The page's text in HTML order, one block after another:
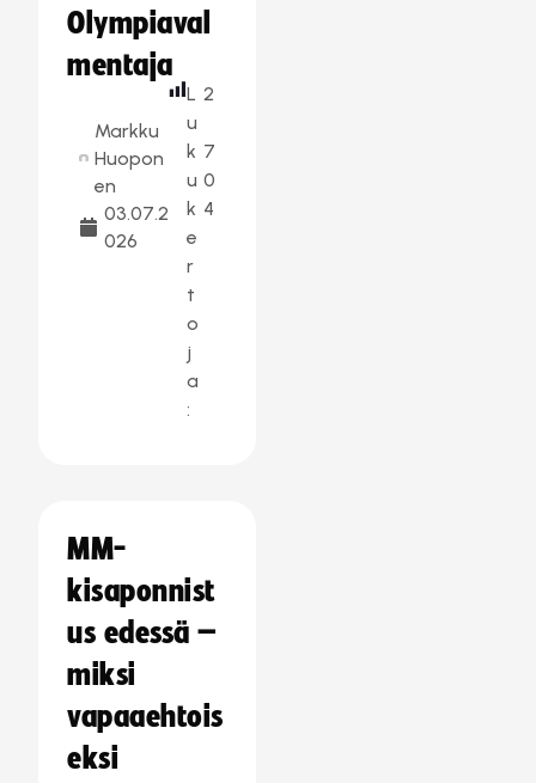
Olympiaval
mentaja
Markku
Huopon
en
03.07.2
026
L
u
k
u
k
e
r
t
o
j
a
:
2
7
0
4
MM-
kisaponnist
us edessä –
miksi
vapaaehtois
eksi